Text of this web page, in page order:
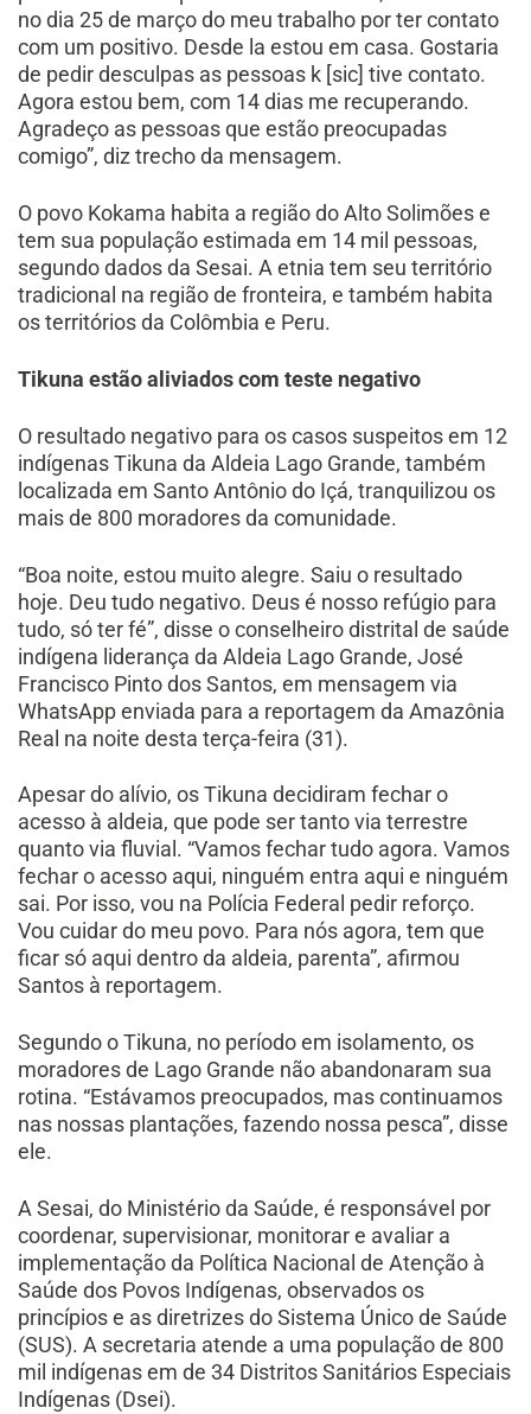
no dia 25 de março do meu trabalho por ter contato
com um positivo. Desde la estou em casa. Gostaria
de pedir desculpas as pessoas k [sic] tive contato.
Agora estou bem, com 14 dias me recuperando.
Agradeço as pessoas que estão preocupadas
comigo”, diz trecho da mensagem.
O povo Kokama habita a região do Alto Solimões e
tem sua população estimada em 14 mil pessoas,
segundo dados da Sesai. A etnia tem seu território
tradicional na região de fronteira, e também habita
os territórios da Colômbia e Peru.
Tikuna estão aliviados com teste negativo
O resultado negativo para os casos suspeitos em 12
indígenas Tikuna da Aldeia Lago Grande, também
localizada em Santo Antônio do Içá, tranquilizou os
mais de 800 moradores da comunidade.
“Boa noite, estou muito alegre. Saiu o resultado
hoje. Deu tudo negativo. Deus é nosso refúgio para
tudo, só ter fé”, disse o conselheiro distrital de saúde
indígena liderança da Aldeia Lago Grande, José
Francisco Pinto dos Santos, em mensagem via
WhatsApp enviada para a reportagem da Amazônia
Real na noite desta terça-feira (31).
Apesar do alívio, os Tikuna decidiram fechar o
acesso à aldeia, que pode ser tanto via terrestre
quanto via fluvial. “Vamos fechar tudo agora. Vamos
fechar o acesso aqui, ninguém entra aqui e ninguém
sai. Por isso, vou na Polícia Federal pedir reforço.
Vou cuidar do meu povo. Para nós agora, tem que
ficar só aqui dentro da aldeia, parenta”, afirmou
Santos à reportagem.
Segundo o Tikuna, no período em isolamento, os
moradores de Lago Grande não abandonaram sua
rotina. “Estávamos preocupados, mas continuamos
nas nossas plantações, fazendo nossa pesca”, disse
ele.
A Sesai, do Ministério da Saúde, é responsável por
coordenar, supervisionar, monitorar e avaliar a
implementação da Política Nacional de Atenção à
Saúde dos Povos Indígenas, observados os
princípios e as diretrizes do Sistema Único de Saúde
(SUS). A secretaria atende a uma população de 800
mil indígenas em de 34 Distritos Sanitários Especiais
Indígenas (Dsei).